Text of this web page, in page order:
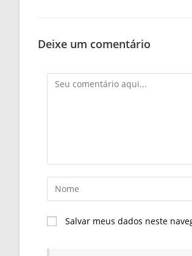
Deixe um comentário
Comentário
Digite
seu
nome
ou
Salvar meus dados neste